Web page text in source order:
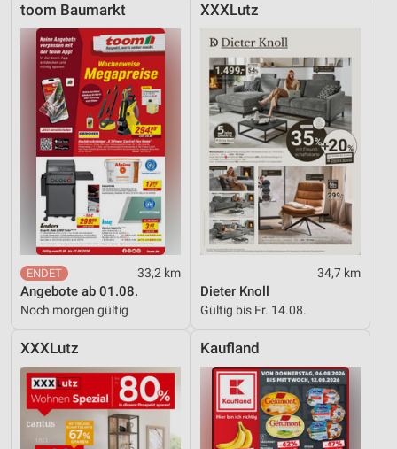
toom Baumarkt
33,2 km
Angebote ab 01.08.
Noch morgen gültig
XXXLutz
34,7 km
Dieter Knoll
Gültig bis Fr. 14.08.
XXXLutz Kaufland